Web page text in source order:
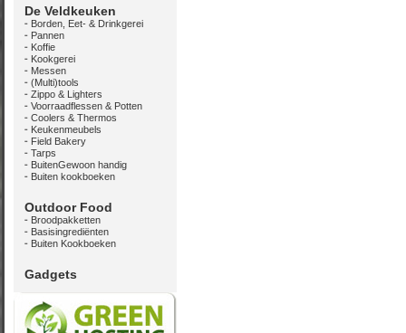
De Veldkeuken
Borden, Eet- & Drinkgerei
Pannen
Koffie
Kookgerei
Messen
(Multi)tools
Zippo & Lighters
Voorraadflessen & Potten
Coolers & Thermos
Keukenmeubels
Field Bakery
Tarps
BuitenGewoon handig
Buiten kookboeken
Outdoor Food
Broodpakketten
Basisingrediënten
Buiten Kookboeken
Gadgets